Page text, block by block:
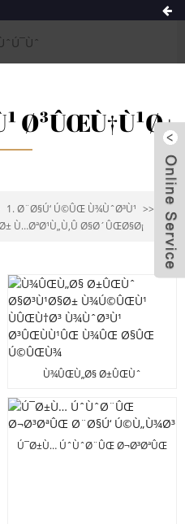
Ø³ÛŒÙ†Ù¹Ø±
1. Ø¨Ø§Ú‘ Ú©ÛŒ Ù¾ÙˆØ³Ù¹
1-6
Ù…ØªØ¹Ù„Ù‚Û Ø§Ø´ÛŒØ§Ø¡
Ù¾ÛŒÙ„Ø§ Ø±ÛŒÙˆ
ÙÛŒÙ†Ø³ Ù¾ÙˆØ³Ù¹
Ø³ÛŒÙÙ¹ÛŒ Ù¾ÛŒ Ø§ÛŒ
Ú©ÛŒÙ¾
Ú¯Ø±Ù… ÚˆÙˆØ¨ÛŒ Ø¬Ø³ØªÛŒ